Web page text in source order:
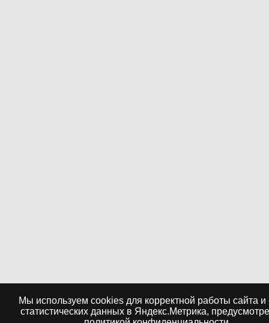
Мы используем cookies для корректной работы сайта и
статистических данных в Яндекс.Метрика,